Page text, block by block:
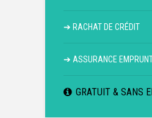
➔ RACHAT DE CRÉDIT
➔ ASSURANCE
GRATUIT & SANS